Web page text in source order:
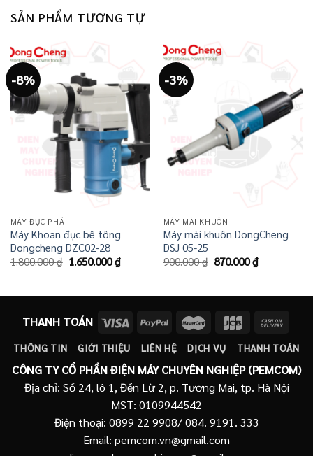
SẢN PHẨM TƯƠNG TỰ
-8%
MÁY ĐỤC PHÁ
Máy Khoan đục bê tông
Dongcheng DZC02-28
1.800.000₫ Giá
1.800.000 ₫.
1.650.000₫Giá
là:
-3%
MÁY MÀI KHUÔN
Máy mài khuôn DongCheng
DSJ 05-25
900.000₫ Giá
900.000 ₫.
870.000₫Giá
là:
THANH TOÁN
THÔNG TIN GIỚI THIỆU LIÊN HỆ DỊCH VỤ THANH TOÁN
CÔNG TY CỔ PHẦN ĐIỆN MÁY CHUYÊN NGHIỆP (PEMCOM)
Địa chỉ: Số 24, lô 1, Đền Lừ 2, p. Tương Mai, tp. Hà Nội
MST: 0109944542
Điện thoại: 0899 22 9908/ 084. 9191. 333
Email: pemcom.vn@gmail.com